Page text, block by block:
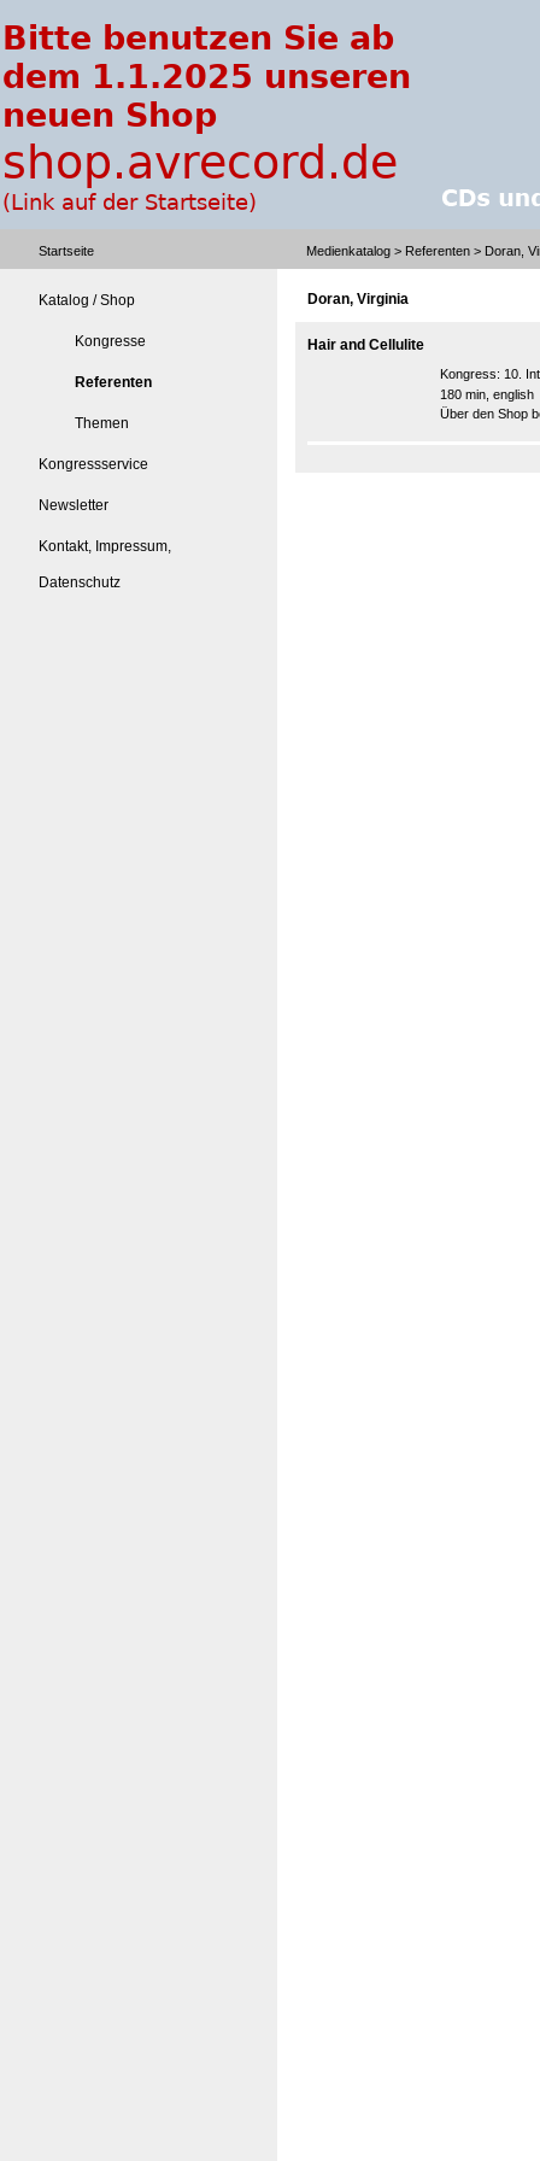
Startseite Medienkatalog > Referenten > Doran,
Katalog / Shop
Kongresse
Referenten
Themen
Kongressservice
Newsletter
Kontakt, Impressum,
Datenschutz
Doran, Virginia
Hair and Cellulite
Kongress: 10.
180 min, english
Über den Shop